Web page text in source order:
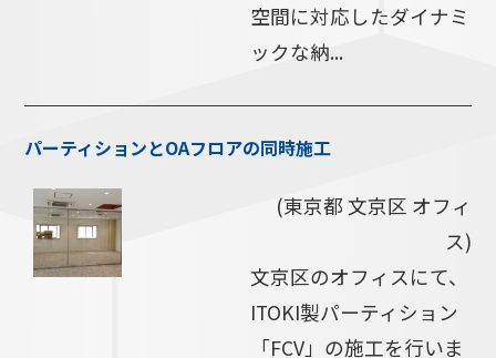
空間に対応したダイナミ
ックな納...
パーティションとOAフロアの同時施工
(東京都 文京区 オフィ
ス)
文京区のオフィスにて、
ITOKI製パーティション
「FCV」の施工を行いま